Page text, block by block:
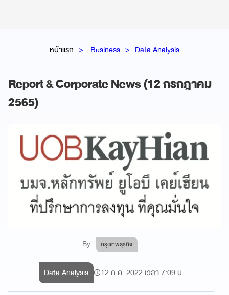
หน้าแรก Business Data Analysis
Report & Corporate News (12 กรกฎาคม
2565)
By กรุงเทพธุรกิจ
Data Analysis 12 ก.ค. 2022 เวลา 7:09 น.